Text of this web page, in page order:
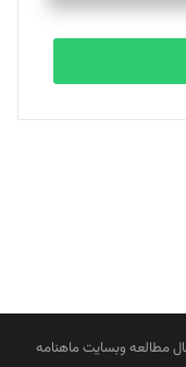
مطالعه وبسایت ماهنامه